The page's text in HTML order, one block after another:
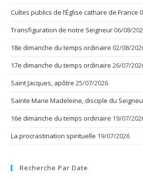
Cultes publics de l’Église cathare de France
Transfiguration de notre Seigneur 06/08/
18e dimanche du temps ordinaire 02/08/
17e dimanche du temps ordinaire 26/07/
Saint Jacques, apôtre 25/07/2026
Sainte Marie Madeleine, disciple du
16e dimanche du temps ordinaire 19/07/
La procrastination spirituelle 19/07/2026
Recherche Par Date